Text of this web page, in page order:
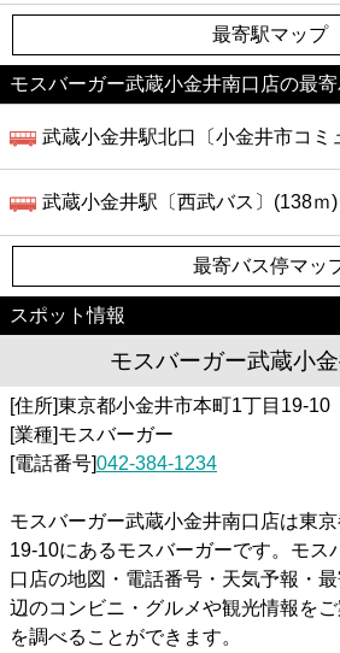
最寄駅マップ
モスバーガー武蔵小金井南口店の最
武蔵小金井駅北口〔小金井市コミ
武蔵小金井駅〔西武バス〕(138ｍ)
最寄バス停マッ
スポット情報
モスバーガー武蔵小
[住所]東京都小金井市本町1丁目19-10
[業種]モスバーガー
[電話番号]042-384-1234
モスバーガー武蔵小金井南口店は東
19-10にあるモスバーガーです。モス
口店の地図・電話番号・天気予報・
辺のコンビニ・グルメや観光情報を
を調べることができます。